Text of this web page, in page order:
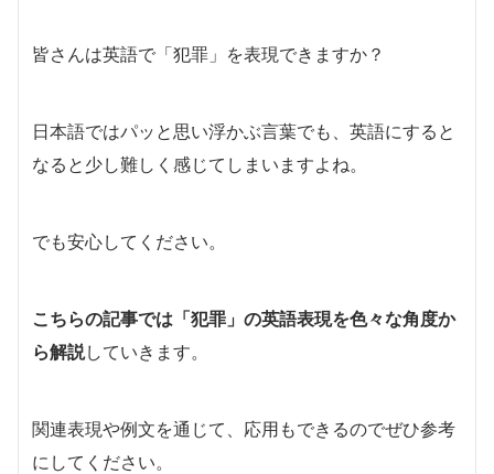
皆さんは英語で「犯罪」を表現できますか？
日本語ではパッと思い浮かぶ言葉でも、英語にすると
なると少し難しく感じてしまいますよね。
でも安心してください。
こちらの記事では「犯罪」の英語表現を色々な角度か
ら解説していきます。
関連表現や例文を通じて、応用もできるのでぜひ参考
にしてください。